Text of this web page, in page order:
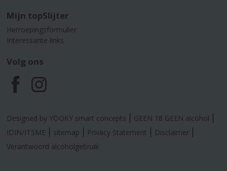
Mijn topSlijter
Herroepingsformulier
Interessante links
Volg ons
F
a
c
I
n
s
Designed by YOOKY smart concepts
GEEN 18 GEEN alcohol
IDIN/ITSME
sitemap Privacy Statement
Disclaimer
Verantwoord alcoholgebruik